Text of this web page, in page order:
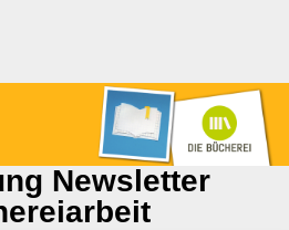
Newsletter